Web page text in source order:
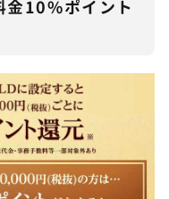
金10%ポイント